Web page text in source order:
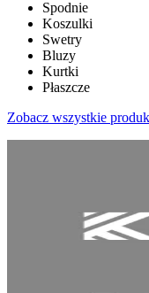
Spodnie
Koszulki
Swetry
Bluzy
Kurtki
Płaszcze
Zobacz wszystkie